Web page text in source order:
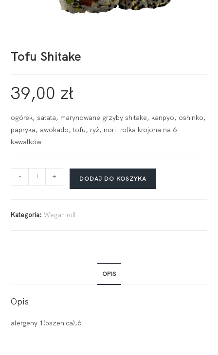
Tofu Shitake
39,00 zł
ogórek, sałata, marynowane grzyby shitake, kanpyo, oshinko,
papryka, awokado, tofu, ryż, nori| rolka krojona na 6
kawałków
- + DODAJ DO KOSZYKA
Kategoria:Wegan roll
OPIS
Opis
alergeny 1(pszenica),6